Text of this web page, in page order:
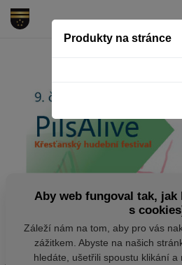
Produkty na stránce
Aby web fungoval tak, jak
s
Záleží nám na tom, aby pro vás
zážitkem. Abyste na našich
hledáte, ušetřili spoustu klikání a